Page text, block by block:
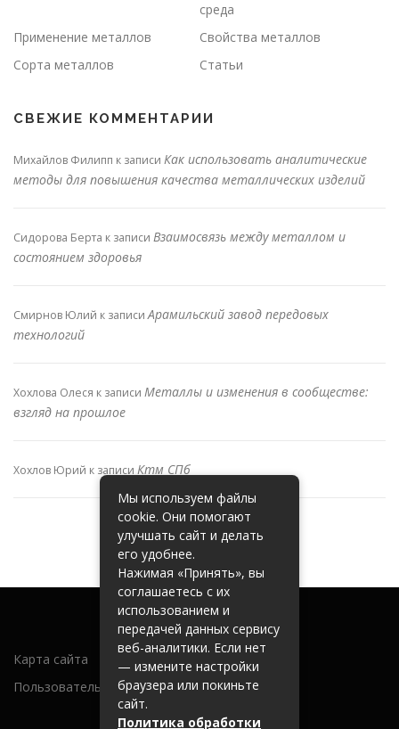
среда
Применение металлов
Свойства металлов
Сорта металлов
Статьи
СВЕЖИЕ КОММЕНТАРИИ
Михайлов Филипп к записи Как использовать аналитические
методы для повышения качества металлических изделий
Сидорова Берта к записи Взаимосвязь между металлом и
состоянием здоровья
Смирнов Юлий к записиАрамильский завод передовых
технологий
Хохлова Олеся к записи Металлы и изменения в сообществе:
взгляд на прошлое
Хохлов Юрий к записи Ктм СПб
Карта сайта
Пользовательское соглашение
Мы используем файлы
cookie. Они помогают
улучшать сайт и делать
его удобнее.
Нажимая «Принять», вы
соглашаетесь с их
использованием и
передачей данных сервису
веб-аналитики. Если нет
— измените настройки
браузера или покиньте
сайт.
Политика обработки